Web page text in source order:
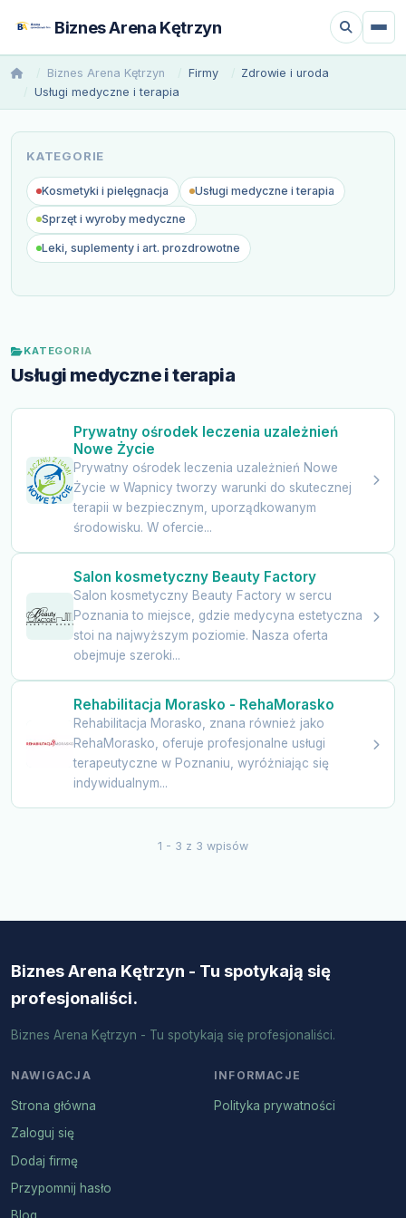
Biznes Arena Kętrzyn
Biznes Arena Kętrzyn Firmy
Zdrowie i uroda
Usługi medyczne i terapia
KATEGORIE
Kosmetyki i pielęgnacja Usługi medyczne i terapia
Sprzęt i wyroby medyczne
Leki, suplementy i art. prozdrowotne
KATEGORIA
Usługi medyczne i terapia
Prywatny ośrodek leczenia uzależnień
Nowe Życie
Prywatny ośrodek leczenia uzależnień Nowe
Życie w Wapnicy tworzy warunki do skutecznej
terapii w bezpiecznym, uporządkowanym
środowisku. W ofercie...
Salon kosmetyczny Beauty Factory
Salon kosmetyczny Beauty Factory w sercu
Poznania to miejsce, gdzie medycyna estetyczna
stoi na najwyższym poziomie. Nasza oferta
obejmuje szeroki...
Rehabilitacja Morasko - RehaMorasko
Rehabilitacja Morasko, znana również jako
RehaMorasko, oferuje profesjonalne usługi
terapeutyczne w Poznaniu, wyróżniając się
indywidualnym...
1 - 3 z 3 wpisów
Biznes Arena Kętrzyn - Tu spotykają się
profesjonaliści.
Biznes Arena Kętrzyn - Tu spotykają się profesjonaliści.
NAWIGACJA
Strona główna
Zaloguj się
Dodaj firmę
Przypomnij hasło
INFORMACJE
Polityka prywatności